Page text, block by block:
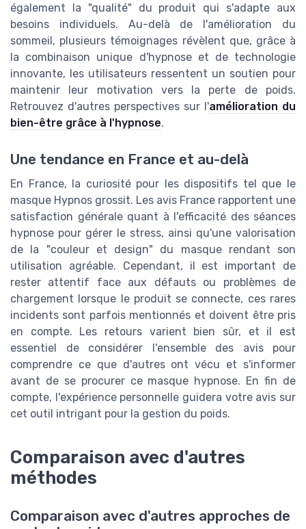
également la "qualité" du produit qui s'adapte aux
besoins individuels. Au-delà de l'amélioration du
sommeil, plusieurs témoignages révèlent que, grâce à
la combinaison unique d'hypnose et de technologie
innovante, les utilisateurs ressentent un soutien pour
maintenir leur motivation vers la perte de poids.
Retrouvez d'autres perspectives sur l'amélioration du
bien-être grâce à l'hypnose.
Une tendance en France et au-delà
En France, la curiosité pour les dispositifs tel que le
masque Hypnos grossit. Les avis France rapportent une
satisfaction générale quant à l'efficacité des séances
hypnose pour gérer le stress, ainsi qu'une valorisation
de la "couleur et design" du masque rendant son
utilisation agréable. Cependant, il est important de
rester attentif face aux défauts ou problèmes de
chargement lorsque le produit se connecte, ces rares
incidents sont parfois mentionnés et doivent être pris
en compte. Les retours varient bien sûr, et il est
essentiel de considérer l'ensemble des avis pour
comprendre ce que d'autres ont vécu et s'informer
avant de se procurer ce masque hypnose. En fin de
compte, l'expérience personnelle guidera votre avis sur
cet outil intrigant pour la gestion du poids.
Comparaison avec d'autres
méthodes
Comparaison avec d'autres approches de